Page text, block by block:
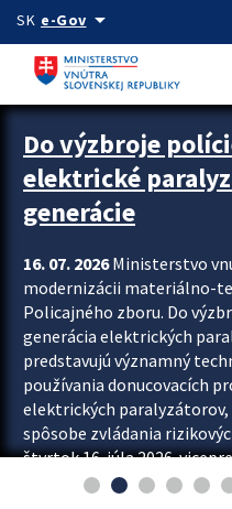
Preskocit na hlavný obsah
SK e-Govarrow_drop_down
Zastavit automatický posun
Do výzbroje
elektrické
generácie
16. 07. 2026Ministerstvo
modernizácii materiálno-
Policajného zboru. Do
generácia elektrických
predstavujú významný
používania donucovacích
elektrických
spôsobe zvládania
štvrtok 16. júla 2026
Rastislav Polakovič a